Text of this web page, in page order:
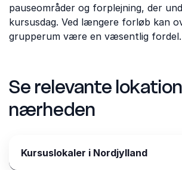
pauseområder og forplejning, der
kursusdag. Ved længere forløb kan
grupperum være en væsentlig fordel.
Se relevante
nærheden
Kursuslokaler i Nordjylland